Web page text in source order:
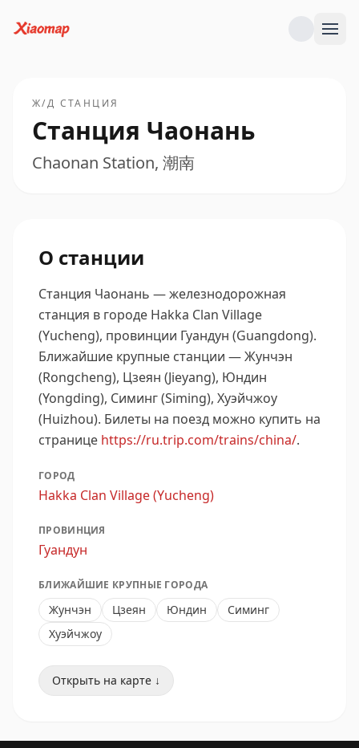
Ж/Д СТАНЦИЯ
Станция Чаонань
Chaonan Station, 潮南
О станции
Станция Чаонань — железнодорожная
станция в городе Hakka Clan Village
(Yucheng), провинции Гуандун (Guangdong).
Ближайшие крупные станции — Жунчэн
(Rongcheng), Цзеян (Jieyang), Юндин
(Yongding), Симинг (Siming), Хуэйчжоу
(Huizhou). Билеты на поезд можно купить на
странице https://ru.trip.com/trains/china/.
ГОРОД
Hakka Clan Village (Yucheng)
ПРОВИНЦИЯ
Гуандун
БЛИЖАЙШИЕ КРУПНЫЕ ГОРОДА
Жунчэн Цзеян Юндин
Симинг
Хуэйчжоу
Открыть на карте ↓